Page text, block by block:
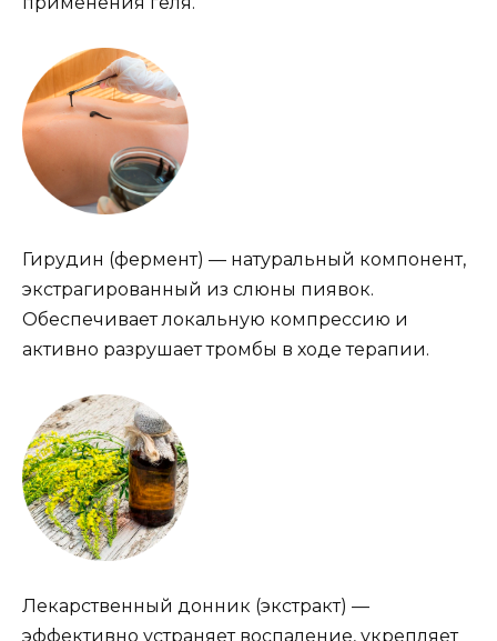
Гирудин (фермент) — натуральный компонент,
экстрагированный из слюны пиявок.
Обеспечивает локальную компрессию и
активно разрушает тромбы в ходе терапии.
Лекарственный донник (экстракт) —
эффективно устраняет воспаление, укрепляет